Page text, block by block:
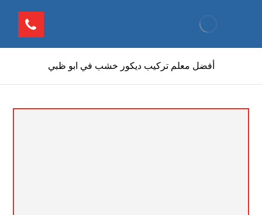
أفضل معلم تركيب ديكور خشب في ابو ظبي